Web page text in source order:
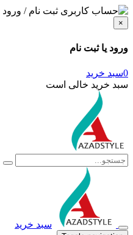
ثبت نام / ورود
×
ورود یا ثبت نام
0سبد خرید
سبد خرید خالی است
سبد خرید